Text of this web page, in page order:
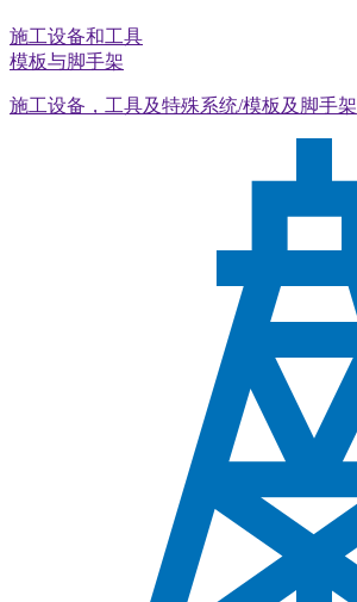
施工设备和工具
模板与脚手架
施工设备，工具及特殊系统/模板及脚手架